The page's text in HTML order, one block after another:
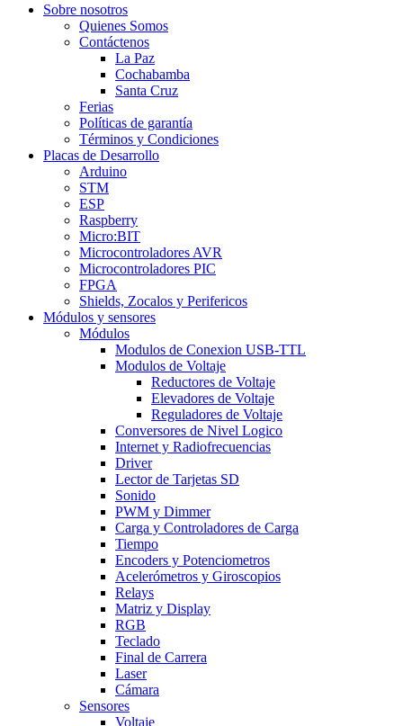
Sobre nosotros
Quienes Somos
Contáctenos
La Paz
Cochabamba
Santa Cruz
Ferias
Políticas de garantía
Términos y Condiciones
Placas de Desarrollo
Arduino
STM
ESP
Raspberry
Micro:BIT
Microcontroladores AVR
Microcontroladores PIC
FPGA
Shields, Zocalos y Perifericos
Módulos y sensores
Módulos
Modulos de Conexion USB-TTL
Modulos de Voltaje
Reductores de Voltaje
Elevadores de Voltaje
Reguladores de Voltaje
Conversores de Nivel Logico
Internet y Radiofrecuencias
Driver
Lector de Tarjetas SD
Sonido
PWM y Dimmer
Carga y Controladores de Carga
Tiempo
Encoders y Potenciometros
Acelerómetros y Giroscopios
Relays
Matriz y Display
RGB
Teclado
Final de Carrera
Laser
Cámara
Sensores
Voltaje